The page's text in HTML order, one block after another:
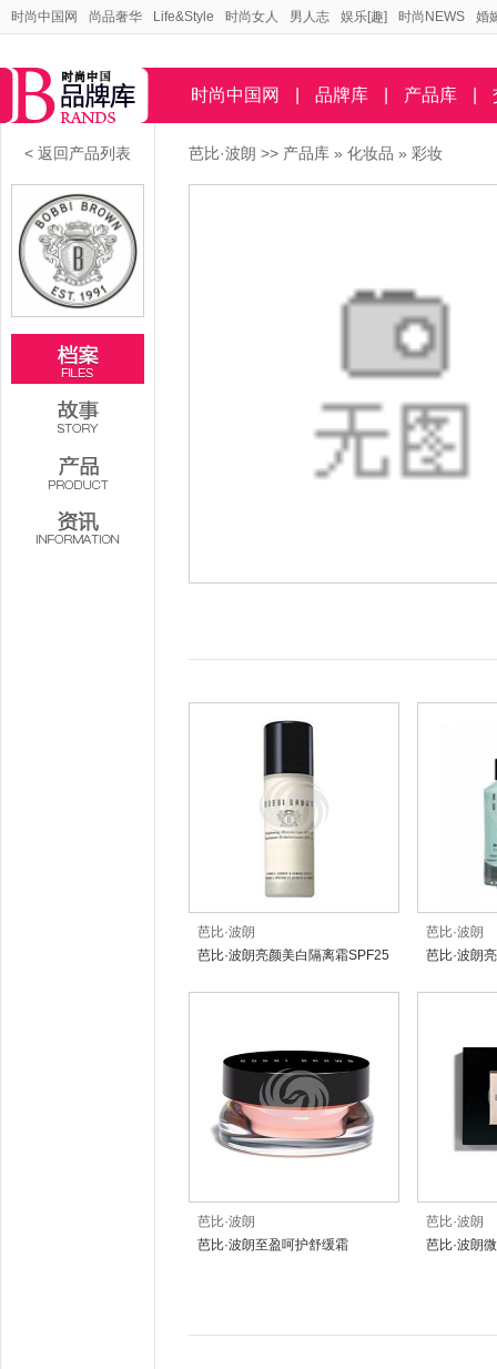
时尚中国网 尚品奢华 Life&Style 时尚女人 男人志 娱乐[趣] 时尚NEWS 婚
时尚中国网 品牌库 产品库
< 返回产品列表 芭比·波朗 >> 产品库 » 化妆品 » 彩妆
芭比·波朗
芭比·波朗亮颜美白隔离霜SPF25
芭比·波朗
芭比·波朗
芭比·波朗
芭比·波朗至盈呵护舒缓霜
芭比·波朗
芭比·波朗